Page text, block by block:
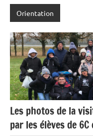
Orientation
Les photos de la
par les élèves de 6C